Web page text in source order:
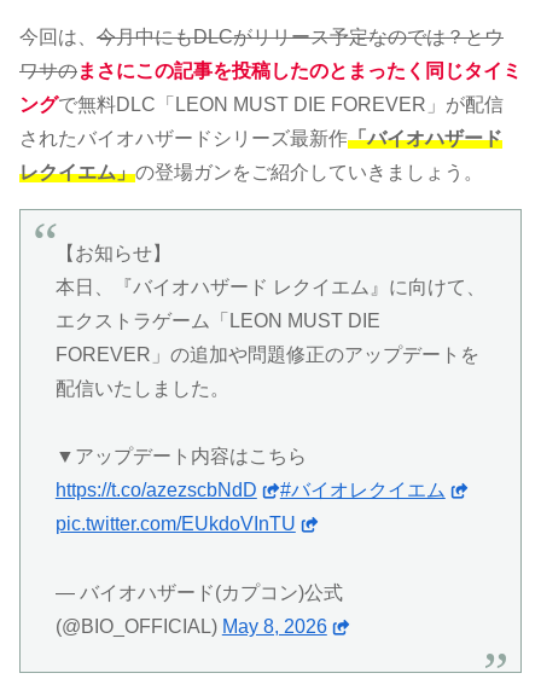
今回は、 今月中にもDLCがリリース予定なのでは？とウ
ワサのまさにこの記事を投稿したのとまったく同じタイミ
ングで無料DLC「LEON MUST DIE FOREVER」が配信
されたバイオハザードシリーズ最新作「バイオハザード
レクイエム」の登場ガンをご紹介していきましょう。
【お知らせ】
本日、『バイオハザード レクイエム』に向けて、
エクストラゲーム「LEON MUST DIE
FOREVER」の追加や問題修正のアップデートを
配信いたしました。
▼アップデート内容はこちら
https://t.co/azezscbNdD
#バイオレクイエム
pic.twitter.com/EUkdoVInTU
— バイオハザード(カプコン)公式
(@BIO_OFFICIAL) May 8, 2026